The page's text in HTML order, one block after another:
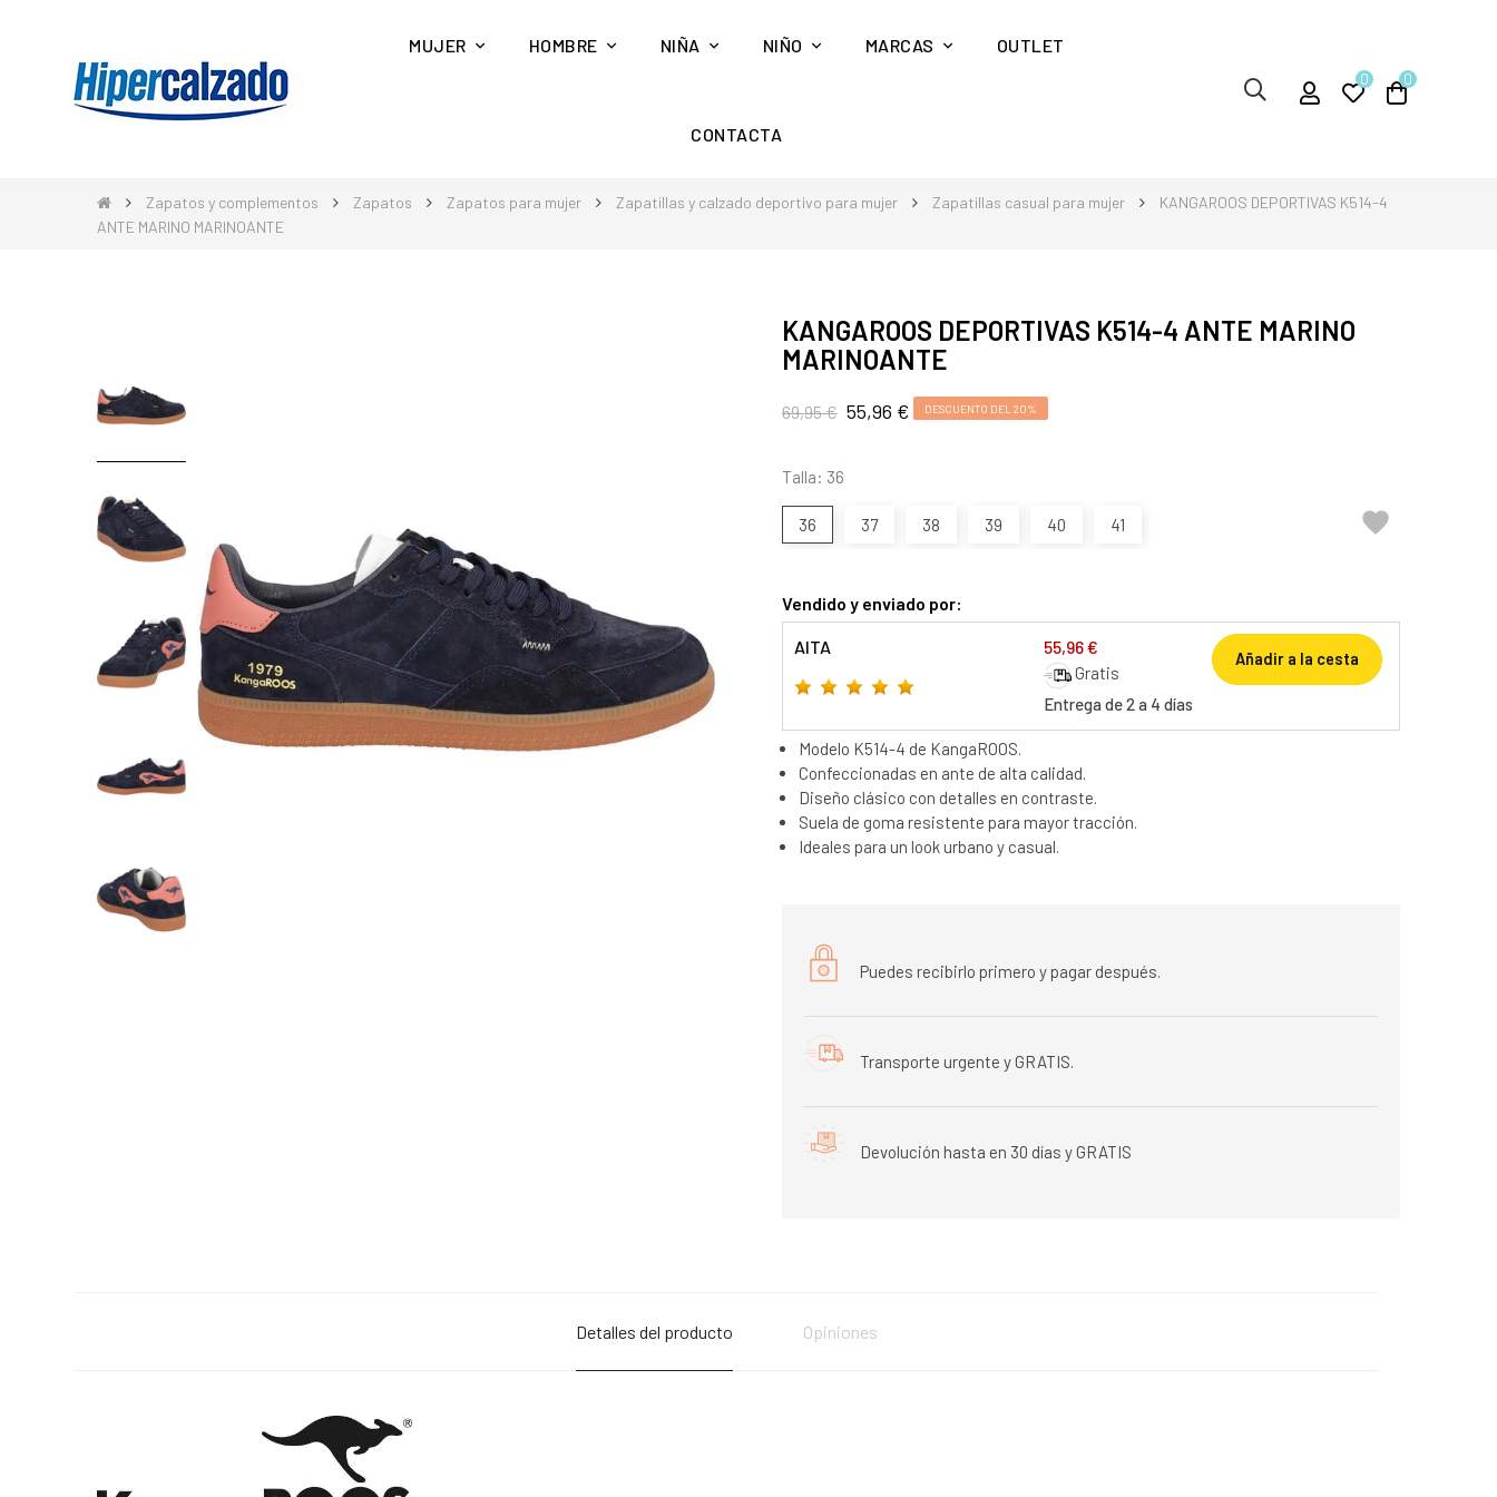
MUJER HOMBRE NIÑA NIÑO MARCAS OUTLET
CONTACTA
0 0
Zapatos y complementos Zapatos Zapatos para mujer Zapatillas y calzado deportivo para mujer Zapatillas casual para mujer
KANGAROOS DEPORTIVAS K514-4
ANTE MARINO MARINOANTE
KANGAROOS DEPORTIVAS K514-4 ANTE MARINO
MARINOANTE
69,95 € 55,96 € DESCUENTO DEL 20%
Talla: 36
36 37 38 39 40 41 
Vendido y enviado por:
AITA 55,96 €
Gratis
Entrega de 2 a 4 días
Añadir a la cesta
Modelo K514-4 de KangaROOS.
Confeccionadas en ante de alta calidad.
Diseño clásico con detalles en contraste.
Suela de goma resistente para mayor tracción.
Ideales para un look urbano y casual.
Puedes recibirlo primero y pagar después.
Transporte urgente y GRATIS.
Devolución hasta en 30 días y GRATIS
Detalles del producto Opiniones